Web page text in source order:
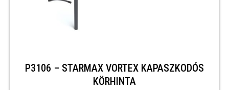
P3106 – STARMAX VORTEX KAPASZKODÓS
KÖRHINTA